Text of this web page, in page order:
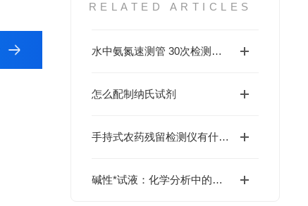
RELATED ARTICLES
水中氨氮速测管 30次检测用量
怎么配制纳氏试剂
手持式农药残留检测仪有什么重要的作用？
碱性*试液：化学分析中的重要试剂